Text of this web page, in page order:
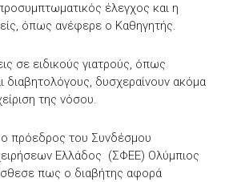
έλεγχος και η
όπως ανέφερε ο Καθηγητής.
σε ειδικούς γιατρούς, όπως
διαβητολόγους, δυσχεραίνουν ακόμα
της νόσου.
πρόεδρος του Συνδέσμου
Ελλάδος (ΣΦΕΕ) Ολύμπιος
πως ο διαβήτης αφορά